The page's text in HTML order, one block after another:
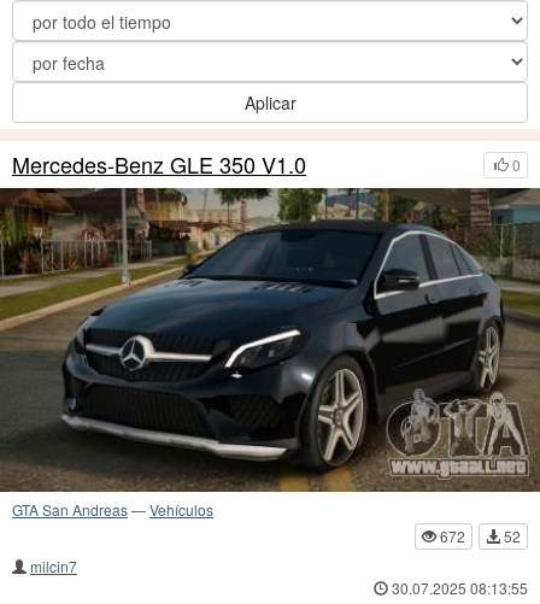
Aplicar
0
Mercedes-Benz GLE 350 V1.0
GTA San Andreas—Vehículos
672
52
milcin7
30.07.2025 08:13:55